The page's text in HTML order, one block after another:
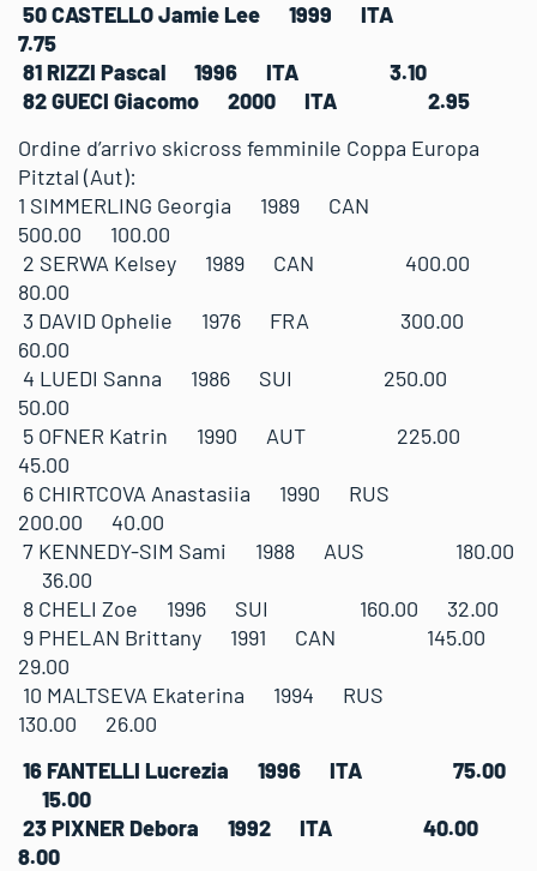
50 CASTELLO Jamie Lee 1999 ITA
7.75
81 RIZZI Pascal 1996 ITA 3.10
82 GUECI Giacomo 2000 ITA 2.95
Ordine d’arrivo skicross femminile Coppa Europa
Pitztal (Aut):
1 SIMMERLING Georgia 1989 CAN
500.00 100.00
2 SERWA Kelsey 1989 CAN 400.00
80.00
3 DAVID Ophelie 1976 FRA 300.00
60.00
4 LUEDI Sanna 1986 SUI 250.00
50.00
5 OFNER Katrin 1990 AUT 225.00
45.00
6 CHIRTCOVA Anastasiia 1990 RUS
200.00 40.00
7 KENNEDY-SIM Sami 1988 AUS 180.00
36.00
8 CHELI Zoe 1996 SUI 160.00 32.00
9 PHELAN Brittany 1991 CAN 145.00
29.00
10 MALTSEVA Ekaterina 1994 RUS
130.00 26.00
16 FANTELLI Lucrezia 1996 ITA 75.00
15.00
23 PIXNER Debora 1992 ITA 40.00
8.00